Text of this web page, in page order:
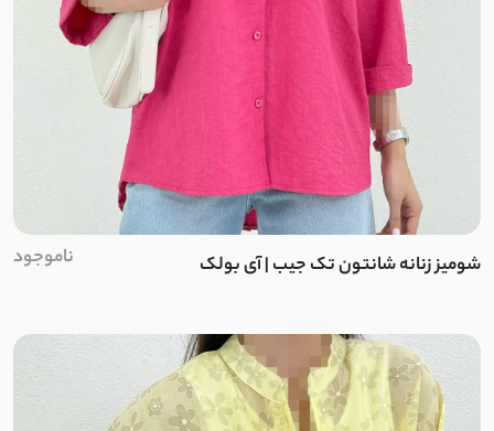
میکرو
هرمس
مازراتی کجراه
کرپ بزیاق
کتان سیلک
لایوسل شیشه ای
شومیز زنانه شانتون تک جیب | آی بولک ناموجود